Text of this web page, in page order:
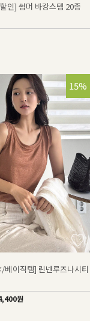
인] 썸머 바캉스템 20종
15%
베이직템] 린넨루즈나시티
원